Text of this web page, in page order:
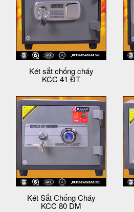
Két sắt chống cháy
KCC 41 ĐT
Két Sắt Chống Cháy
KCC 80 DM